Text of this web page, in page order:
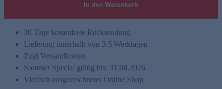
In den Warenkorb
30 Tage kostenfreie Rücksendung
Lieferung innerhalb von 3-5 Werktagen
Zzgl.Versandkosten
Sommer Special gültig bis: 31.08.2026
Vielfach ausgezeichneter Online Shop